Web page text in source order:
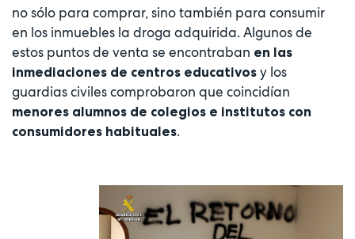
no sólo para comprar, sino también para consumir
en los inmuebles la droga adquirida. Algunos de
estos puntos de venta se encontraban en las
inmediaciones de centros educativos y los
guardias civiles comprobaron que coincidían
menores alumnos de colegios e institutos con
consumidores habituales.